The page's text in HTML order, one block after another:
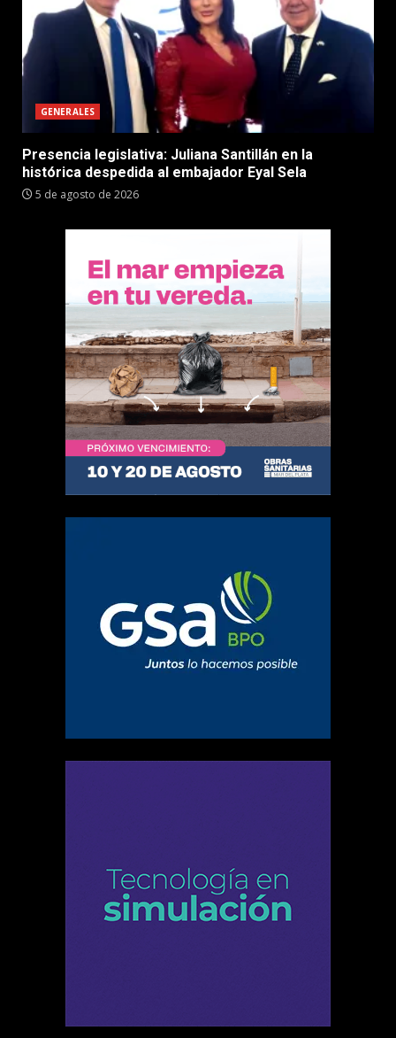
GENERALES
Presencia legislativa: Juliana Santillán en la
histórica despedida al embajador Eyal Sela
5 de agosto de 2026